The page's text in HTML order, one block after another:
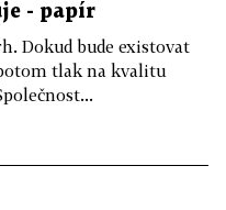
- papír
Dokud bude existovat
tlak na kvalitu